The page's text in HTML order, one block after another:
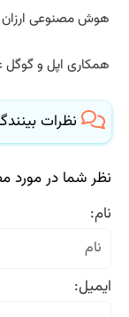
هوش مصنوعی
همکاری اپل و
نظرات
نظر شما در مورد
نام:
ایمیل: